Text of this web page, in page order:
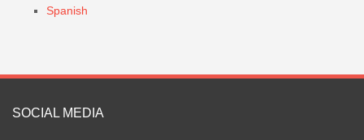
Spanish
SOCIAL MEDIA